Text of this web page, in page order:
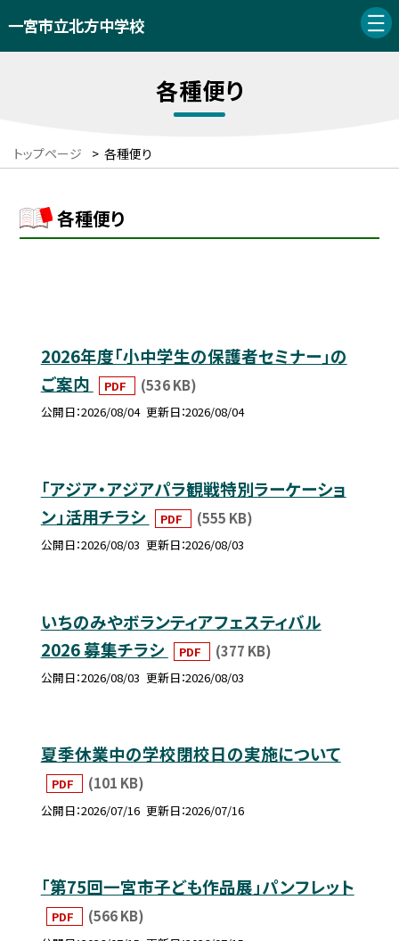
一宮市立北方中学校
各種便り
トップページ > 各種便り
各種便り
2026年度「小中学生の保護者セミナー」の
ご案内
PDF (536 KB)
公開日 2026/08/04 更新日 2026/08/04
「アジア・アジアパラ観戦特別ラーケーショ
ン」活用チラシ
PDF (555 KB)
公開日 2026/08/03 更新日 2026/08/03
いちのみやボランティアフェスティバル
2026 募集チラシ
PDF (377 KB)
公開日 2026/08/03 更新日 2026/08/03
夏季休業中の学校閉校日の実施について
PDF (101 KB)
公開日 2026/07/16 更新日 2026/07/16
「第75回一宮市子ども作品展」パンフレット
PDF (566 KB)